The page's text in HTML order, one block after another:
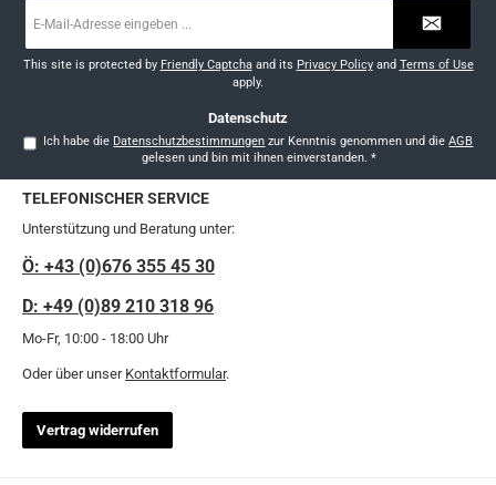
Mail-
*
This site is protected by Friendly Captchaand its Privacy Policyand Terms of Use
apply.
Datenschutz
Ich habe die Datenschutzbestimmungen zur Kenntnis genommen und dieAGB
gelesen und bin mit ihnen einverstanden. *
TELEFONISCHER SERVICE
Unterstützung und Beratung unter:
Ö: +43 (0)676 355 45 30
D: +49 (0)89 210 318 96
Mo-Fr, 10:00 - 18:00 Uhr
Oder über unser Kontaktformular.
Vertrag widerrufen